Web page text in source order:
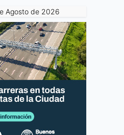
Agosto de 2026